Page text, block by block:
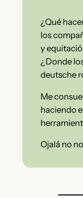
¿Qué
los
y
¿Donde
deutsche
Me
haciendo
Ojalá no